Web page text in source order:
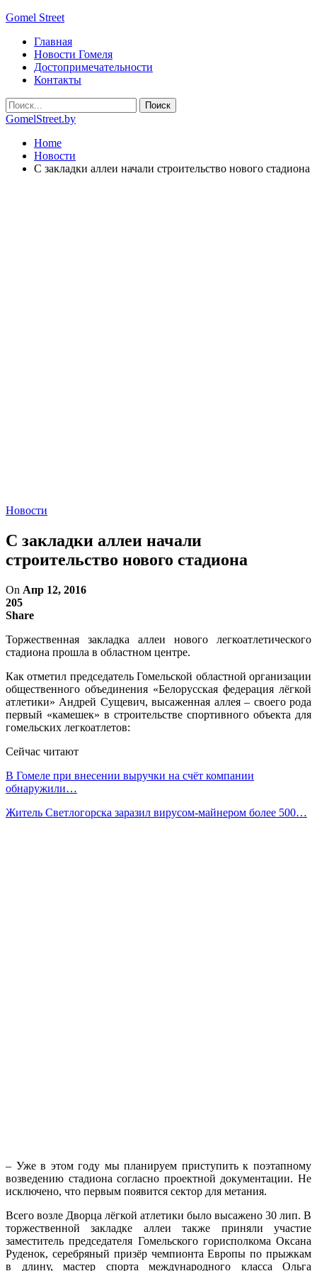
Gomel Street
Главная
Новости Гомеля
Достопримечательности
Контакты
GomelStreet.by
Home
Новости
С закладки аллеи начали строительство нового стадиона
Новости
С закладки аллеи начали
строительство нового стадиона
On Апр 12, 2016
205
Share
Торжественная закладка аллеи нового легкоатлетического
стадиона прошла в областном центре.
Как отметил председатель Гомельской областной организации
общественного объединения «Белорусская федерация лёгкой
атлетики» Андрей Сущевич, высаженная аллея – своего рода
первый «камешек» в строительстве спортивного объекта для
гомельских легкоатлетов:
Сейчас читают
В Гомеле при внесении выручки на счёт компании
обнаружили…
Житель Светлогорска заразил вирусом-майнером более 500…
– Уже в этом году мы планируем приступить к поэтапному
возведению стадиона согласно проектной документации. Не
исключено, что первым появится сектор для метания.
Всего возле Дворца лёгкой атлетики было высажено 30 лип. В
торжественной закладке аллеи также приняли участие
заместитель председателя Гомельского горисполкома Оксана
Руденок, серебряный призёр чемпионта Европы по прыжкам
в длину, мастер спорта международного класса Ольга